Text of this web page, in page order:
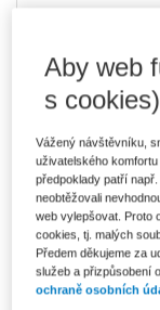
Komplet -
advokáty II
Komplet -
advokáty II -
V prodeji -
Co je Smarteca?
důvodů
Aby web
s cookies)
Vážený návštěvníku,
uživatelského
předpoklady patří
neobtěžovali
web vylepšovat. Proto
cookies, tj. malých
Předem děkujeme za
služeb a přizpůsobení
ochraně osobních